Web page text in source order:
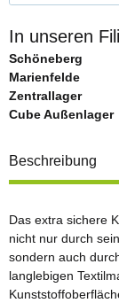
In unseren
Schöneberg
Marienfelde
Zentrallager
Cube Außenlager
Beschreibung
Das extra sichere
nicht nur durch
sondern auch
langlebigen